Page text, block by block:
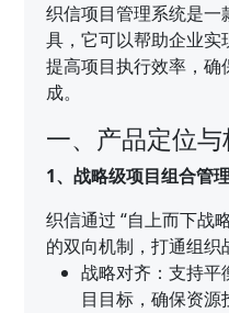
织信项目管理系统是
具，它可以帮助企业实
提高项目执行效率，
成。
一、产品定位
1、战略级项目组合管理
织信通过 “自上而下战
的双向机制，打通组织
战略对齐：支持平
目目标，确保资源